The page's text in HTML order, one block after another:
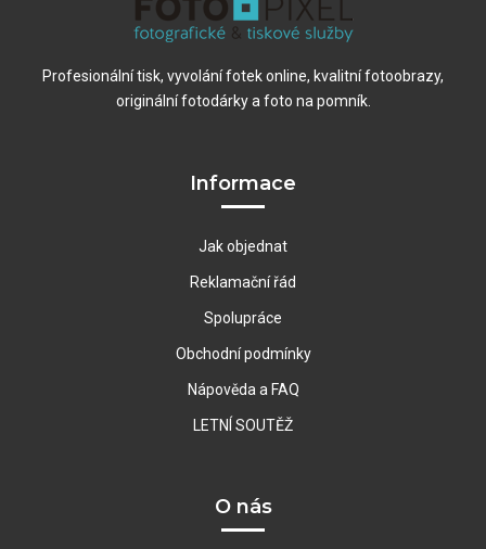
Profesionální tisk, vyvolání fotek online, kvalitní fotoobrazy,
originální fotodárky a foto na pomník.
Informace
Jak objednat
Reklamační řád
Spolupráce
Obchodní podmínky
Nápověda a FAQ
LETNÍ SOUTĚŽ
O nás